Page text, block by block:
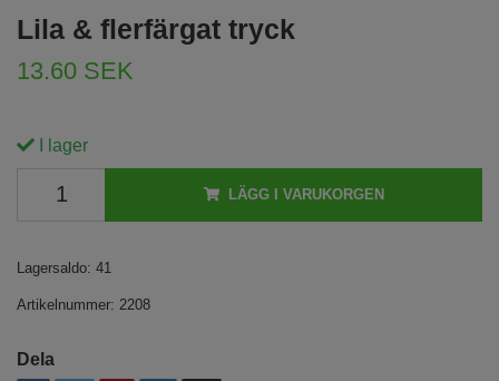
Lila & flerfärgat tryck
13.60 SEK
I lager
LÄGG I VARUKORGEN
Lagersaldo: 41
Artikelnummer: 2208
Dela